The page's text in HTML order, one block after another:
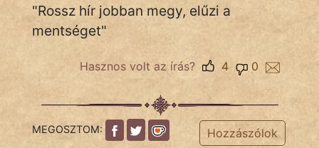
cinege
Jób Gedeon
"Rossz hír jobban megy, elűzi a
mentséget"
Hasznos volt az írás? 0
4
MEGOSZTOM: Hozzászólok